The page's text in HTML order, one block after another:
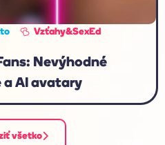
Vzťahy&SexEd
Nevýhodné
a AI avatary
všetko